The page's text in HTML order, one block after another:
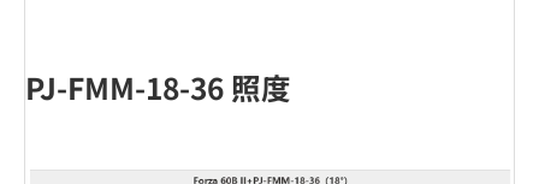
PJ-FMM-18-36 照度